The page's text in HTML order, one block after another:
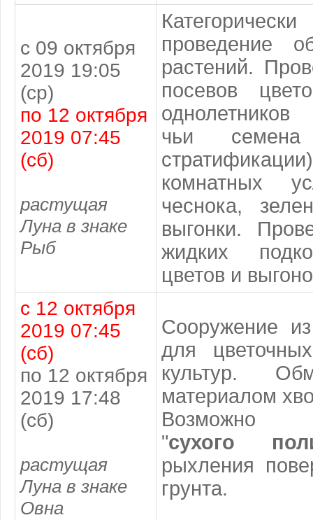
с 09 октября
2019 19:05
(ср)
по 12 октября
2019 07:45
(сб)
растущая
Луна в знаке
Рыб
проведение
растений.
посевов
однолетников
чьи
комнатных
чеснока,
выгонки.
жидких
цветов и
с 12 октября
2019 07:45
(сб)
по 12 октября
2019 17:48
(сб)
растущая
Луна в знаке
Овна
Сооружение
для
культур.
материалом
Возможно
"сухого
рыхления
грунта.